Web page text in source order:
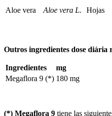
Aloe vera Aloe vera L. Hojas
Outros ingredientes dose diária
Ingredientes
mg
Megaflora 9 (*) 180 mg
(*) Megaflora 9 tiene las